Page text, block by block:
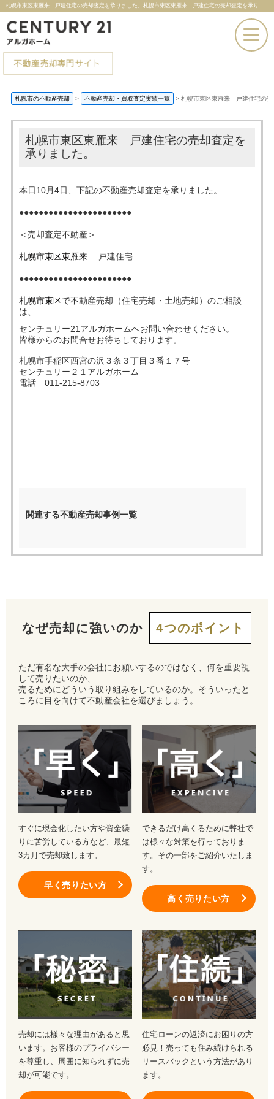
札幌市東区東雁来 戸建住宅の売却査定を承りました。札幌市東区東雁来 戸建住宅の売却査定を承りました。 |札幌市の不動産売却ならセンチュリー21アルガホーム
早く
売りたい 売りたい
売った後も
スタッフ紹介
札幌市の不動産売却 > 不動産売却・買取査定実績一覧 > 札幌市東区東雁来 戸建住宅の売
札幌市東区東雁来 戸建住宅の売却査定を
承りました。
本日10月4日、下記の不動産売却査定を承りました。
●●●●●●●●●●●●●●●●●●●●●●●
＜売却査定不動産＞
札幌市東区東雁来 戸建住宅
●●●●●●●●●●●●●●●●●●●●●●●
札幌市東区で不動産売却（住宅売却・土地売却）のご相談
は、
センチュリー21アルガホームへお問い合わせください。
皆様からのお問合せお待ちしております。
札幌市手稲区西宮の沢３条３丁目３番１７号
センチュリー２１アルガホーム
電話 011-215-8703
関連する不動産売却事例一覧
なぜ売却に強いのか 4つのポイント
ただ有名な大手の会社にお願いするのではなく、何を重要視
して売りたいのか、
売るためにどういう取り組みをしているのか。そういったと
ころに目を向けて不動産会社を選びましょう。
すぐに現金化したい方や資金繰
りに苦労している方など、最短
3カ月で売却致します。
早く売りたい方
できるだけ高くるために弊社で
は様々な対策を行っておりま
す。その一部をご紹介いたしま
す。
高く売りたい方
売却には様々な理由があると思
います。お客様のプライバシー
を尊重し、周囲に知られずに売
却が可能です。
住宅ローンの返済にお困りの方
必見！売っても住み続けられる
リースバックという方法があり
ます。